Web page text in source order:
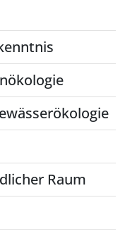
Raum